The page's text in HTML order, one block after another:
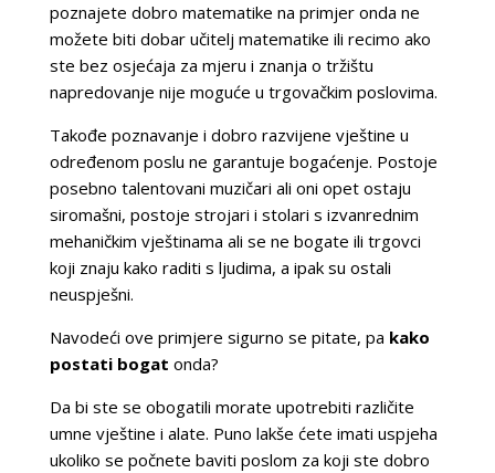
poznajete dobro matematike na primjer onda ne
možete biti dobar učitelj matematike ili recimo ako
ste bez osjećaja za mjeru i znanja o tržištu
napredovanje nije moguće u trgovačkim poslovima.
Takođe poznavanje i dobro razvijene vještine u
određenom poslu ne garantuje bogaćenje. Postoje
posebno talentovani muzičari ali oni opet ostaju
siromašni, postoje strojari i stolari s izvanrednim
mehaničkim vještinama ali se ne bogate ili trgovci
koji znaju kako raditi s ljudima, a ipak su ostali
neuspješni.
Navodeći ove primjere sigurno se pitate, pa kako
postati bogat onda?
Da bi ste se obogatili morate upotrebiti različite
umne vještine i alate. Puno lakše ćete imati uspjeha
ukoliko se počnete baviti poslom za koji ste dobro